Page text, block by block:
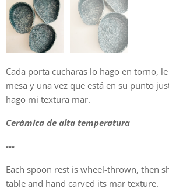
Cada porta cucharas lo hago en torno,
mesa y una vez que está en su punto
hago mi textura mar.
Cerámica de alta temperatura
---
Each spoon rest is wheel-thrown, then
table and hand carved its mar texture.